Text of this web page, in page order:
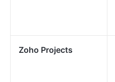
Zoho Projects